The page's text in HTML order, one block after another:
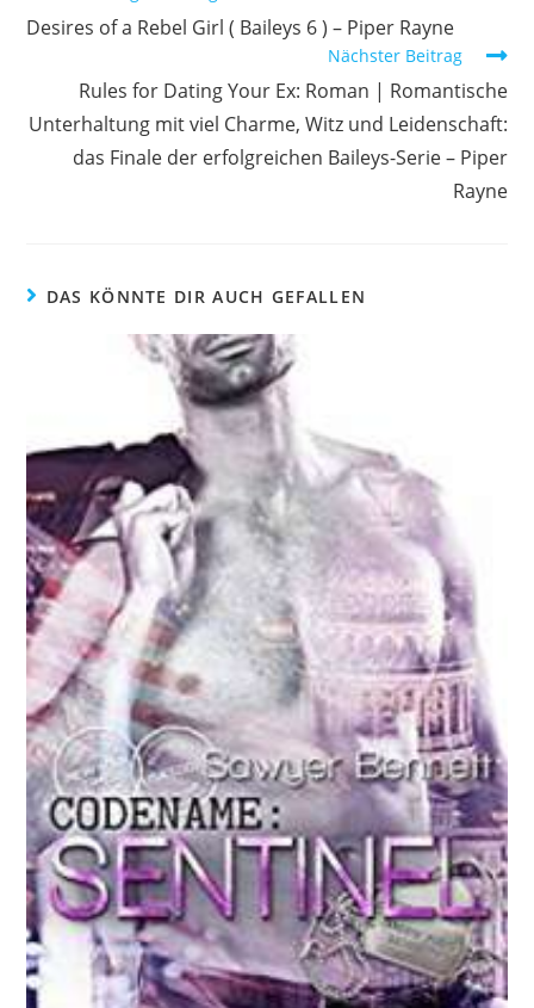
Desires of a Rebel Girl ( Baileys 6 ) – Piper Rayne
Nächster Beitrag
Rules for Dating Your Ex: Roman | Romantische
Unterhaltung mit viel Charme, Witz und Leidenschaft:
das Finale der erfolgreichen Baileys-Serie – Piper
Rayne
DAS KÖNNTE DIR AUCH GEFALLEN